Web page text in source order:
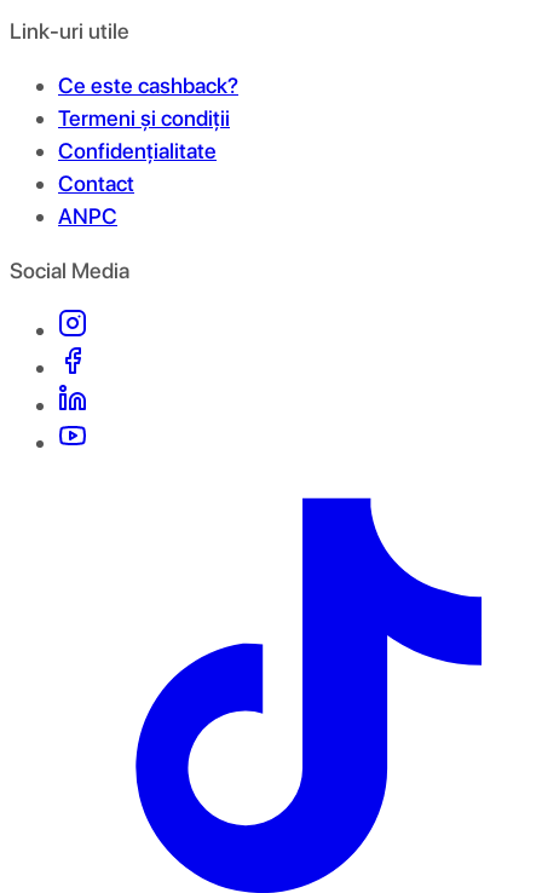
Link-uri utile
Ce este cashback?
Termeni și condiții
Confidențialitate
Contact
ANPC
Social Media